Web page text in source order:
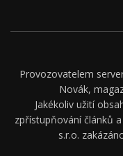
Provozovatelem
Novák,
Jakékoliv užití
zpřístupňování článků
s.r.o.